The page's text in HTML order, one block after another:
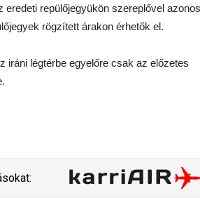
repülőjegyükön szereplővel azonos
rögzített árakon érhetők el.
iráni légtérbe egyelőre csak az előzetes